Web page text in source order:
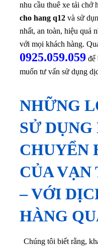
nhu cầu thuê xe tải chở
cho hang q12 và sử
nhất, an toàn, hiệu quả
với mọi khách hàng.
0925.059.059 để
muốn tư vấn sử dụng
NHỮNG
SỬ
CHUYỂN
CỦA VẠN
– VỚI
HÀNG
Chúng tôi biết rằng,